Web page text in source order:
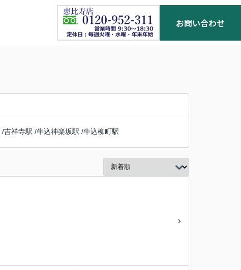
お役立ち情報
お問い合わせ
/吉祥寺駅 /牛込神楽坂駅 /牛込柳町駅